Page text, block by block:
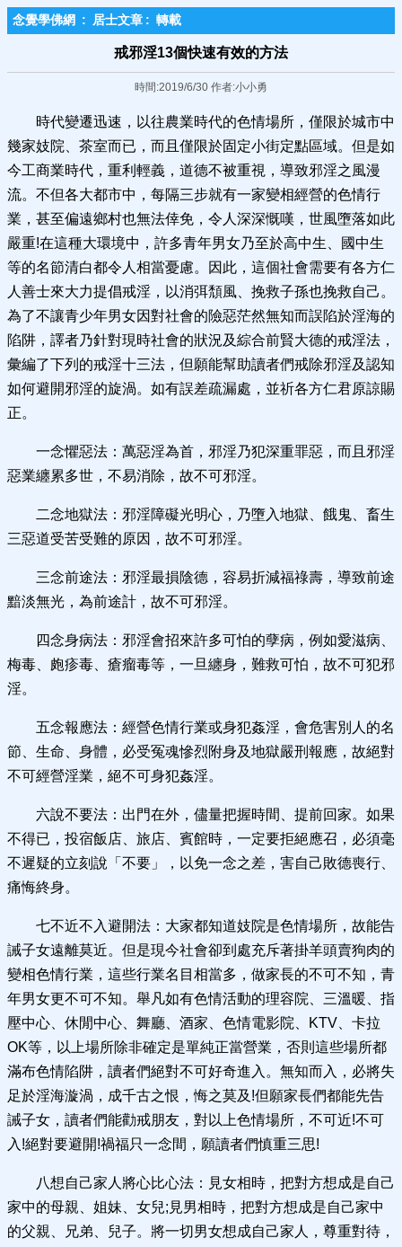
念覺學佛網 : 居士文章 : 轉載
戒邪淫13個快速有效的方法
時間:2019/6/30 作者:小小勇
時代變遷迅速，以往農業時代的色情場所，僅限於城市中
幾家妓院、茶室而已，而且僅限於固定小街定點區域。但是如
今工商業時代，重利輕義，道德不被重視，導致邪淫之風漫
流。不但各大都市中，每隔三步就有一家變相經營的色情行
業，甚至偏遠鄉村也無法倖免，令人深深慨嘆，世風墮落如此
嚴重!在這種大環境中，許多青年男女乃至於高中生、國中生
等的名節清白都令人相當憂慮。因此，這個社會需要有各方仁
人善士來大力提倡戒淫，以消弭頹風、挽救子孫也挽救自己。
為了不讓青少年男女因對社會的險惡茫然無知而誤陷於淫海的
陷阱，譯者乃針對現時社會的狀況及綜合前賢大德的戒淫法，
彙編了下列的戒淫十三法，但願能幫助讀者們戒除邪淫及認知
如何避開邪淫的旋渦。如有誤差疏漏處，並祈各方仁君原諒賜
正。
一念懼惡法：萬惡淫為首，邪淫乃犯深重罪惡，而且邪淫
惡業纏累多世，不易消除，故不可邪淫。
二念地獄法：邪淫障礙光明心，乃墮入地獄、餓鬼、畜生
三惡道受苦受難的原因，故不可邪淫。
三念前途法：邪淫最損陰德，容易折減福祿壽，導致前途
黯淡無光，為前途計，故不可邪淫。
四念身病法：邪淫會招來許多可怕的孽病，例如愛滋病、
梅毒、皰疹毒、瘡瘤毒等，一旦纏身，難救可怕，故不可犯邪
淫。
五念報應法：經營色情行業或身犯姦淫，會危害別人的名
節、生命、身體，必受冤魂慘烈附身及地獄嚴刑報應，故絕對
不可經營淫業，絕不可身犯姦淫。
六說不要法：出門在外，儘量把握時間、提前回家。如果
不得已，投宿飯店、旅店、賓館時，一定要拒絕應召，必須毫
不遲疑的立刻說「不要」，以免一念之差，害自己敗德喪行、
痛悔終身。
七不近不入避開法：大家都知道妓院是色情場所，故能告
誡子女遠離莫近。但是現今社會卻到處充斥著掛羊頭賣狗肉的
變相色情行業，這些行業名目相當多，做家長的不可不知，青
年男女更不可不知。舉凡如有色情活動的理容院、三溫暖、指
壓中心、休閒中心、舞廳、酒家、色情電影院、KTV、卡拉
OK等，以上場所除非確定是單純正當營業，否則這些場所都
滿布色情陷阱，讀者們絕對不可好奇進入。無知而入，必將失
足於淫海漩渦，成千古之恨，悔之莫及!但願家長們都能先告
誡子女，讀者們能勸戒朋友，對以上色情場所，不可近!不可
入!絕對要避開!禍福只一念間，願讀者們慎重三思!
八想自己家人將心比心法：見女相時，把對方想成是自己
家中的母親、姐妹、女兒;見男相時，把對方想成是自己家中
的父親、兄弟、兒子。將一切男女想成自己家人，尊重對待，